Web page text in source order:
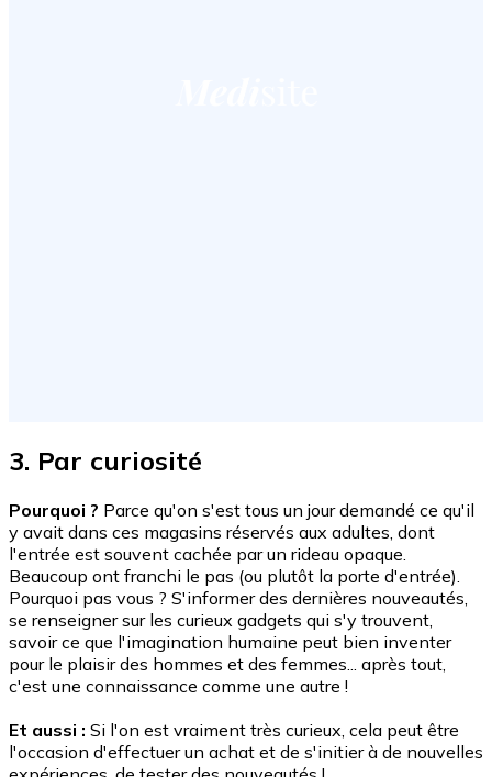
3. Par curiosité
Pourquoi ? Parce qu'on s'est tous un jour demandé ce qu'il
y avait dans ces magasins réservés aux adultes, dont
l'entrée est souvent cachée par un rideau opaque.
Beaucoup ont franchi le pas (ou plutôt la porte d'entrée).
Pourquoi pas vous ? S'informer des dernières nouveautés,
se renseigner sur les curieux gadgets qui s'y trouvent,
savoir ce que l'imagination humaine peut bien inventer
pour le plaisir des hommes et des femmes... après tout,
c'est une connaissance comme une autre !
Et aussi : Si l'on est vraiment très curieux, cela peut être
l'occasion d'effectuer un achat et de s'initier à de nouvelles